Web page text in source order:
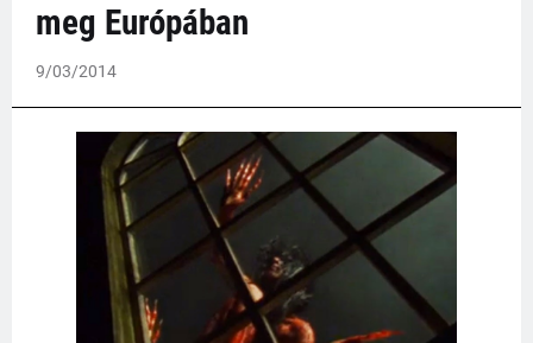
meg Európában
9/03/2014